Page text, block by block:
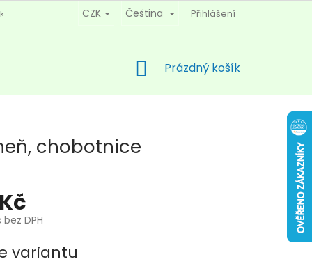
OCHRANY OSOBNÍCH ÚDAJŮ KONTAKTY
CZK Čeština Přihlášení
NÁKUPNÍ
Prázdný košík
chobotnice
bez DPH
variantu